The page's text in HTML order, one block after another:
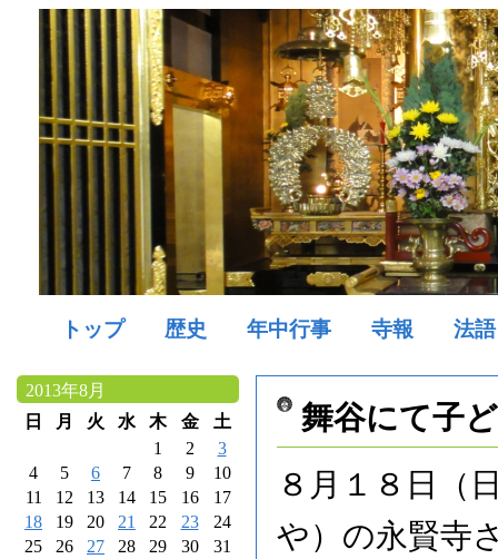
トップ 歴史 年中行事 寺報 法語
2013年8月
日
月 火 水 木 金
土
1
2
3
4
5 6 7 8 9
10
11
12 13 14 15 16
17
18
19 20 21 22 23
24
25
26 27 28 29 30 31
舞谷にて子
８月１８日（
や）の永賢寺